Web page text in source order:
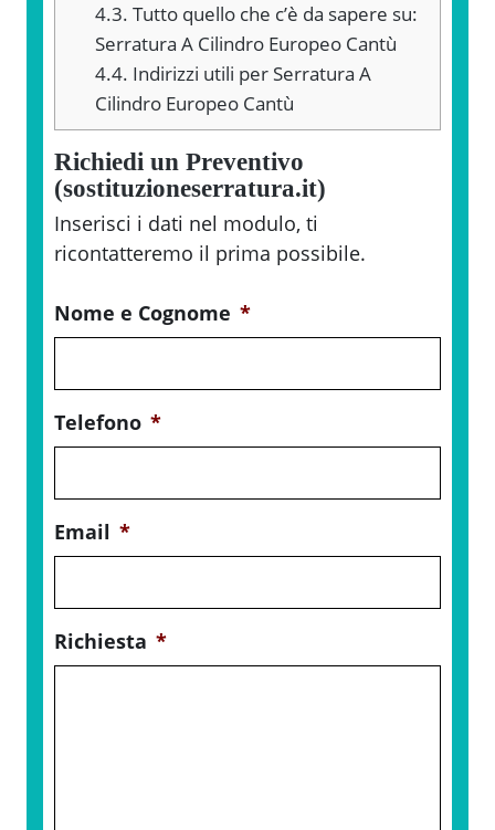
4.3. Tutto quello che c’è da sapere su:
Serratura A Cilindro Europeo Cantù
4.4. Indirizzi utili per Serratura A
Cilindro Europeo Cantù
Richiedi un Preventivo
(sostituzioneserratura.it)
Inserisci i dati nel modulo, ti
ricontatteremo il prima possibile.
Nome e Cognome *
Telefono *
Email *
Richiesta *